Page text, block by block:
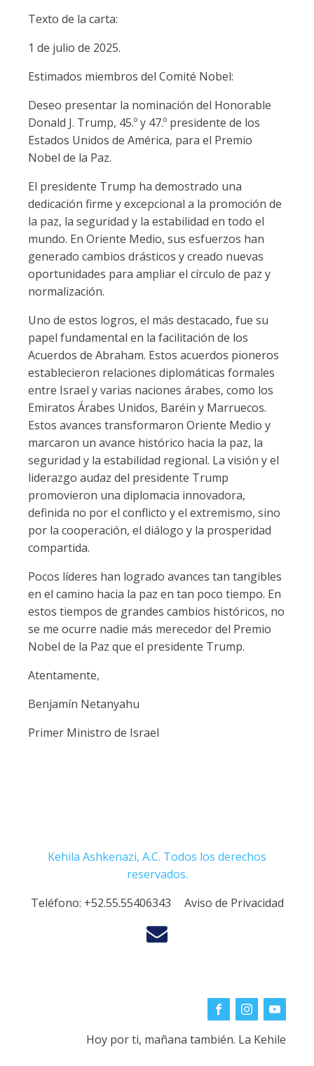
Texto de la carta:
1 de julio de 2025.
Estimados miembros del Comité Nobel:
Deseo presentar la nominación del Honorable
Donald J. Trump, 45.º y 47.º presidente de los
Estados Unidos de América, para el Premio
Nobel de la Paz.
El presidente Trump ha demostrado una
dedicación firme y excepcional a la promoción de
la paz, la seguridad y la estabilidad en todo el
mundo. En Oriente Medio, sus esfuerzos han
generado cambios drásticos y creado nuevas
oportunidades para ampliar el círculo de paz y
normalización.
Uno de estos logros, el más destacado, fue su
papel fundamental en la facilitación de los
Acuerdos de Abraham. Estos acuerdos pioneros
establecieron relaciones diplomáticas formales
entre Israel y varias naciones árabes, como los
Emiratos Árabes Unidos, Baréin y Marruecos.
Estos avances transformaron Oriente Medio y
marcaron un avance histórico hacia la paz, la
seguridad y la estabilidad regional. La visión y el
liderazgo audaz del presidente Trump
promovieron una diplomacia innovadora,
definida no por el conflicto y el extremismo, sino
por la cooperación, el diálogo y la prosperidad
compartida.
Pocos líderes han logrado avances tan tangibles
en el camino hacia la paz en tan poco tiempo. En
estos tiempos de grandes cambios históricos, no
se me ocurre nadie más merecedor del Premio
Nobel de la Paz que el presidente Trump.
Atentamente,
Benjamín Netanyahu
Primer Ministro de Israel
Kehila Ashkenazi, A.C. Todos los derechos
reservados.
Teléfono: +52.55.55406343 Aviso de Privacidad
Hoy por ti, mañana también. La Kehile